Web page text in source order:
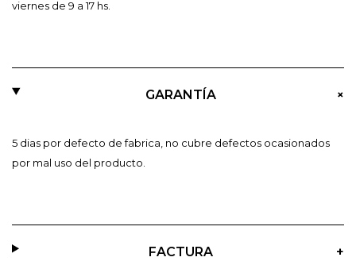
viernes de 9 a 17 hs.
GARANTÍA +
5 dias por defecto de fabrica, no cubre defectos ocasionados
por mal uso del producto.
FACTURA +